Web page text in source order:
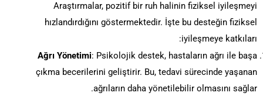
Araştırmalar, pozitif bir ruh halinin fiziksel iyileşmeyi
hızlandırdığını göstermektedir. İşte bu desteğin fiziksel
iyileşmeye katkıları:
Ağrı Yönetimi: Psikolojik destek, hastaların ağrı ile başa
çıkma becerilerini geliştirir. Bu, tedavi sürecinde yaşanan
ağrıların daha yönetilebilir olmasını sağlar.